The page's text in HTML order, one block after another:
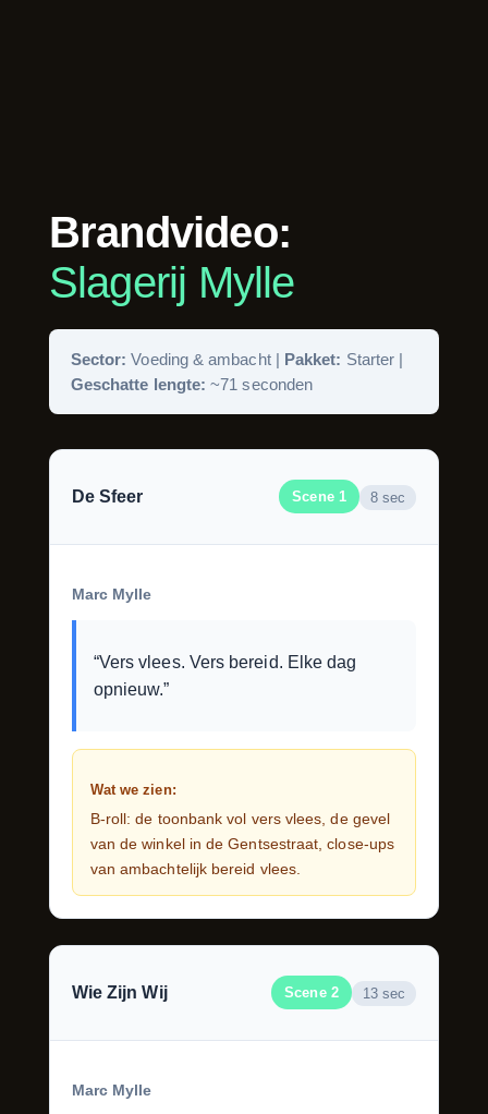
Brandvideo:
Slagerij Mylle
Sector: Voeding & ambacht | Pakket: Starter |
Geschatte lengte: ~71 seconden
Scene 1
De Sfeer 8 sec
Marc Mylle
“Vers vlees. Vers bereid. Elke dag
opnieuw.”
Wat we zien:
B-roll: de toonbank vol vers vlees, de gevel
van de winkel in de Gentsestraat, close-ups
van ambachtelijk bereid vlees.
Scene 2
Wie Zijn Wij 13 sec
Marc Mylle